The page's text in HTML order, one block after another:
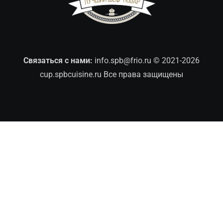
Связаться с нами: info.spb@frio.ru © 2021-2026
cup.spbcuisine.ru Все права защищены